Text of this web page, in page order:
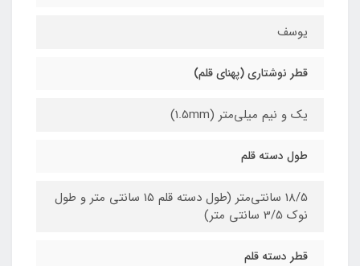
یوسف
قطر نوشتاری (پهنای قلم)
یک و نیم میلی‌متر (1.5mm)
طول دسته قلم
18/5 سانتی‌متر (طول دسته قلم 15 سانتی متر و طول
نوک 3/5 سانتی متر)
قطر دسته قلم